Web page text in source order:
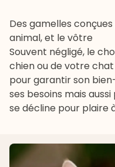
Des gamelles
animal, et le vôtre
Souvent négligé, le
chien ou de votre
pour garantir son
ses besoins mais
se décline pour plaire